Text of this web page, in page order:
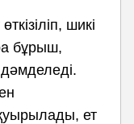
шикі
бұрыш,
қуырылады, ет